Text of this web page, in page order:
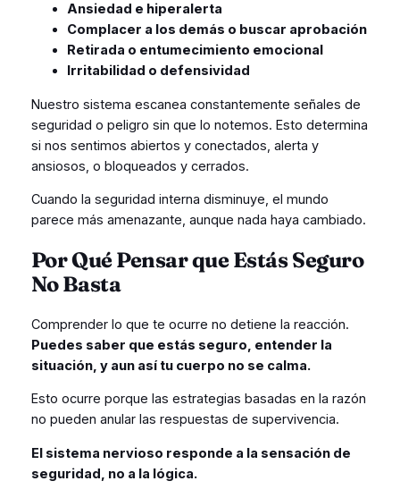
Ansiedad e hiperalerta
Complacer a los demás o buscar aprobación
Retirada o entumecimiento emocional
Irritabilidad o defensividad
Nuestro sistema escanea constantemente señales de
seguridad o peligro sin que lo notemos. Esto determina
si nos sentimos abiertos y conectados, alerta y
ansiosos, o bloqueados y cerrados.
Cuando la seguridad interna disminuye, el mundo
parece más amenazante, aunque nada haya cambiado.
Por Qué Pensar que Estás Seguro
No Basta
Comprender lo que te ocurre no detiene la reacción.
Puedes saber que estás seguro, entender la
situación, y aun así tu cuerpo no se calma.
Esto ocurre porque las estrategias basadas en la razón
no pueden anular las respuestas de supervivencia.
El sistema nervioso responde a la sensación de
seguridad, no a la lógica.